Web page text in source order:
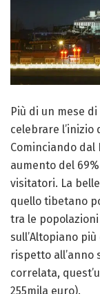
Più di un mese
celebrare l’inizio
Cominciando dal
aumento del
visitatori. La
quello tibetano
tra le
sull’Altopiano
rispetto all’anno
correlata,
255mila euro).